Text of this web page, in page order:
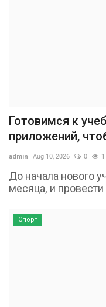
Готовимся к
приложений,
admin Aug 10, 2026 0 1
До начала нового
месяца, и
Спорт